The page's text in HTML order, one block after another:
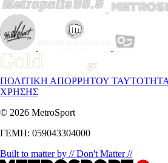
ΠΟΛΙΤΙΚΗ ΑΠΟΡΡΗΤΟΥ ΤΑΥΤΟΤΗΤΑ
ΧΡΗΣΗΣ
© 2026 MetroSport
ΓΕΜΗ: 059043304000
Built to matter by // Don't Matter //